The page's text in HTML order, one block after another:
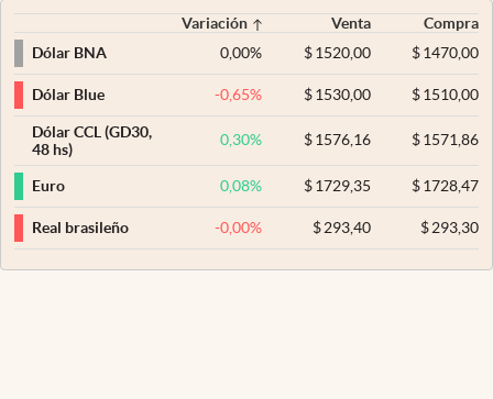
Variación Venta
Compra
Dólar BNA
0,00% $ 1520,00 $1470,00
Dólar Blue -0,65% $ 1530,00 $1510,00
Dólar CCL (GD30,
48 hs)
0,30% $ 1576,16 $1571,86
Euro 0,08% $ 1729,35 $1728,47
Real brasileño -0,00% $ 293,40 $293,30